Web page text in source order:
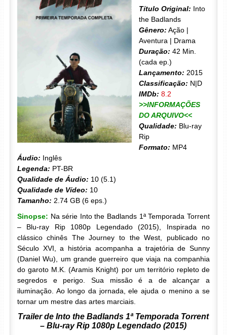
Título Original: Into
the Badlands
Gênero: Ação |
Aventura | Drama
Duração: 42 Min.
(cada ep.)
Lançamento: 2015
Classificação: N|D
IMDb: 8.2
>>INFORMAÇÕES
DO ARQUIVO<<
Qualidade: Blu-ray
Rip
Formato: MP4
Áudio: Inglês
Legenda: PT-BR
Qualidade de Áudio: 10 (5.1)
Qualidade de Vídeo: 10
Tamanho: 2.74 GB (6 eps.)
Sinopse: Na série Into the Badlands 1ª Temporada Torrent
– Blu-ray Rip 1080p Legendado (2015), Inspirada no
clássico chinês The Journey to the West, publicado no
Século XVI, a história acompanha a trajetória de Sunny
(Daniel Wu), um grande guerreiro que viaja na companhia
do garoto M.K. (Aramis Knight) por um território repleto de
segredos e perigo. Sua missão é a de alcançar a
iluminação. Ao longo da jornada, ele ajuda o menino a se
tornar um mestre das artes marciais.
Trailer de Into the Badlands 1ª Temporada Torrent
– Blu-ray Rip 1080p Legendado (2015)